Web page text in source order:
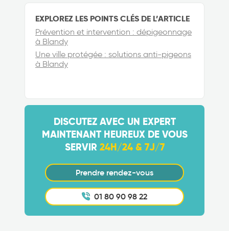
EXPLOREZ LES POINTS CLÉS DE L’ARTICLE
Prévention et intervention : dépigeonnage
à Blandy
Une ville protégée : solutions anti-pigeons
à Blandy
DISCUTEZ AVEC UN EXPERT
MAINTENANT HEUREUX DE VOUS
SERVIR 24H/24 & 7J/7
Prendre rendez-vous
01 80 90 98 22